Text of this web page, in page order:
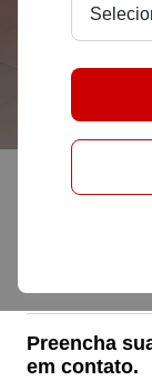
Preencha
em contato.